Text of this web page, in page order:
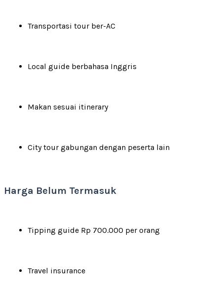
Transportasi tour ber-AC
Local guide berbahasa Inggris
Makan sesuai itinerary
City tour gabungan dengan peserta lain
Harga Belum Termasuk
Tipping guide Rp 700.000 per orang
Travel insurance